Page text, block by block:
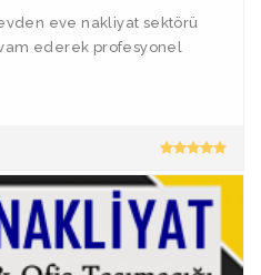
eve nakliyat sektörü
ederek profesyonel